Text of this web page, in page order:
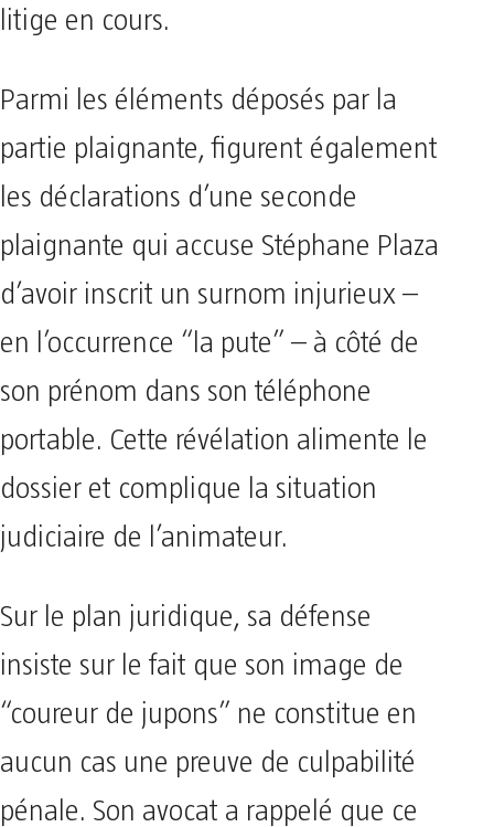
litige en cours.
Parmi les éléments déposés par la
partie plaignante, figurent également
les déclarations d’une seconde
plaignante qui accuse Stéphane Plaza
d’avoir inscrit un surnom injurieux –
en l’occurrence “la pute” – à côté de
son prénom dans son téléphone
portable. Cette révélation alimente le
dossier et complique la situation
judiciaire de l’animateur.
Sur le plan juridique, sa défense
insiste sur le fait que son image de
“coureur de jupons” ne constitue en
aucun cas une preuve de culpabilité
pénale. Son avocat a rappelé que ce